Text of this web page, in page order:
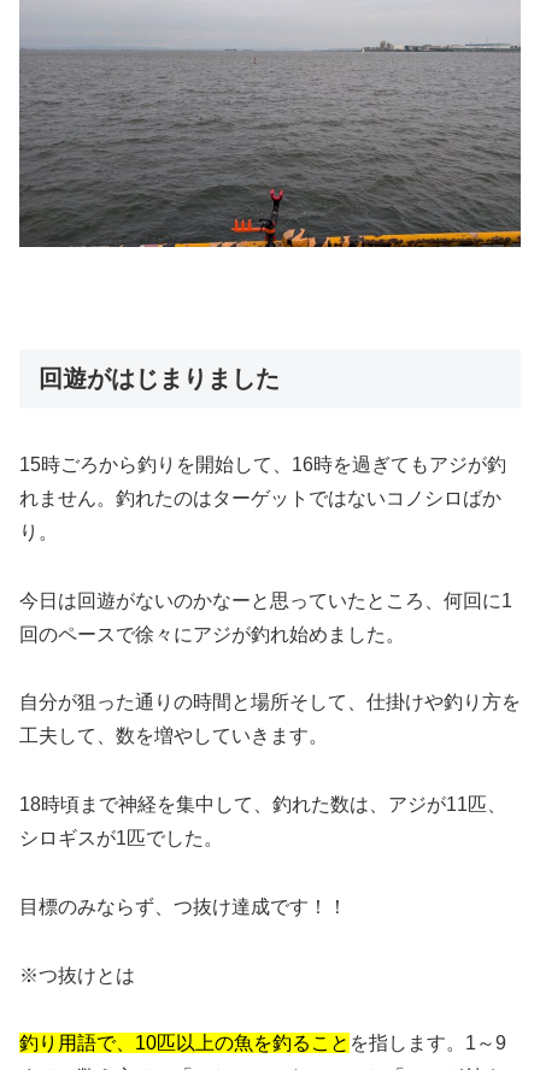
回遊がはじまりました
15時ごろから釣りを開始して、16時を過ぎてもアジが釣
れません。釣れたのはターゲットではないコノシロばか
り。
今日は回遊がないのかなーと思っていたところ、何回に1
回のペースで徐々にアジが釣れ始めました。
自分が狙った通りの時間と場所そして、仕掛けや釣り方を
工夫して、数を増やしていきます。
18時頃まで神経を集中して、釣れた数は、アジが11匹、
シロギスが1匹でした。
目標のみならず、つ抜け達成です！！
※つ抜けとは
釣り用語で、10匹以上の魚を釣ること を指します。 1～9